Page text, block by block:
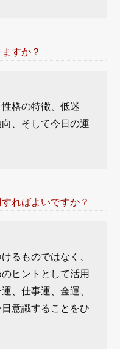
すか？
格の特徴、低迷
、そして今日の運
ればよいですか？
るものではなく、
ヒントとして活用
、仕事運、金運、
意識することをひ